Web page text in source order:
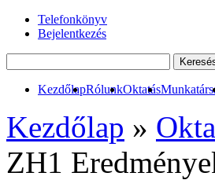
Telefonkönyv
Bejelentkezés
KezdőlapRólunkOktatás
Kezdőlap »
ZH1